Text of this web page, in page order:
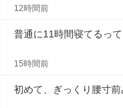
12時間前
普通に11時間寝てるっ
15時間前
初めて、ぎっくり腰寸